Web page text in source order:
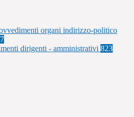
organi indirizzo-politico
dirigenti - amministrativi 823